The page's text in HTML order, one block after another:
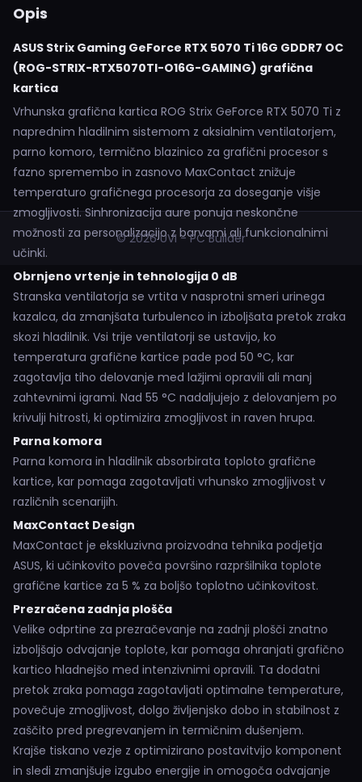
Opis
ASUS Strix Gaming GeForce RTX 5070 Ti 16G GDDR7 OC
(ROG-STRIX-RTX5070TI-O16G-GAMING) grafična
kartica
Vrhunska grafična kartica ROG Strix GeForce RTX 5070 Ti z
naprednim hladilnim sistemom z aksialnim ventilatorjem,
parno komoro, termično blazinico za grafični procesor s
fazno spremembo in zasnovo MaxContact znižuje
temperaturo grafičnega procesorja za doseganje višje
zmogljivosti. Sinhronizacija aure ponuja neskončne
možnosti za personalizacijo z barvami ali funkcionalnimi
učinki.
Obrnjeno vrtenje in tehnologija 0 dB
Stranska ventilatorja se vrtita v nasprotni smeri urinega
kazalca, da zmanjšata turbulenco in izboljšata pretok zraka
skozi hladilnik. Vsi trije ventilatorji se ustavijo, ko
temperatura grafične kartice pade pod 50 °C, kar
zagotavlja tiho delovanje med lažjimi opravili ali manj
zahtevnimi igrami. Nad 55 °C nadaljujejo z delovanjem po
krivulji hitrosti, ki optimizira zmogljivost in raven hrupa.
Parna komora
Parna komora in hladilnik absorbirata toploto grafične
kartice, kar pomaga zagotavljati vrhunsko zmogljivost v
različnih scenarijih.
MaxContact Design
MaxContact je ekskluzivna proizvodna tehnika podjetja
ASUS, ki učinkovito poveča površino razpršilnika toplote
grafične kartice za 5 % za boljšo toplotno učinkovitost.
Prezračena zadnja plošča
Velike odprtine za prezračevanje na zadnji plošči znatno
izboljšajo odvajanje toplote, kar pomaga ohranjati grafično
kartico hladnejšo med intenzivnimi opravili. Ta dodatni
pretok zraka pomaga zagotavljati optimalne temperature,
povečuje zmogljivost, dolgo življenjsko dobo in stabilnost z
zaščito pred pregrevanjem in termičnim dušenjem.
Krajše tiskano vezje z optimizirano postavitvijo komponent
in sledi zmanjšuje izgubo energije in omogoča odvajanje
© 2026 UVI - PC Builder